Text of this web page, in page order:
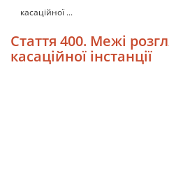
касаційної ...
Стаття 400. Межі
касаційної інстанції